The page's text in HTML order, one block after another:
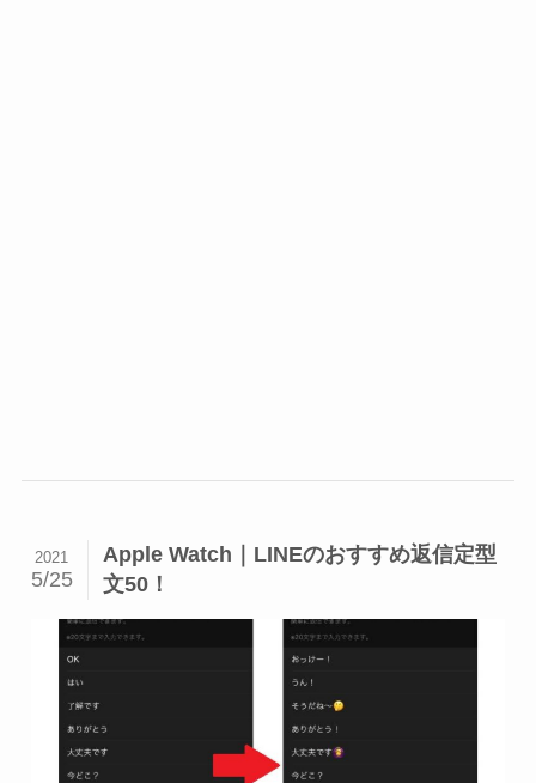
Apple Watch｜LINEのおすすめ返信定型
文50！
2021
5/25